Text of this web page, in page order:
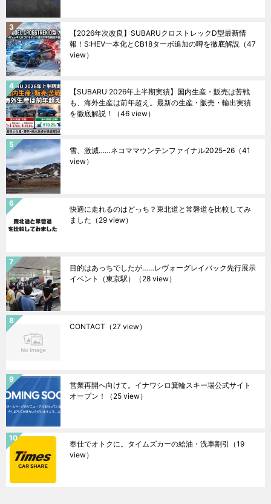
【2026年次改良】SUBARUクロストレックD型最新情
報！S:HEV一本化とCB18ターボ追加の噂を徹底解説 （47
view）
【SUBARU 2026年上半期実績】国内生産・販売は苦戦
も、海外生産は前年超え。最新の生産・販売・輸出実績
を徹底解説！
（46 view）
雪、激減……ネコママウンテンファイナル2025ｰ26 （41
view）
快適に走れるのはどっち？東北道と常磐道を比較してみ
ました （29 view）
目的はあっちでしたが……レヴォーグレイバック先行展示
イベント（東京駅）
（28 view）
CONTACT （27 view）
営業再開へ向けて。イナワシロ箕輪スキー場公式サイト
オープン！
（25 view）
奉仕でオトクに。タイムズカーの給油・洗車割引 （19
view）